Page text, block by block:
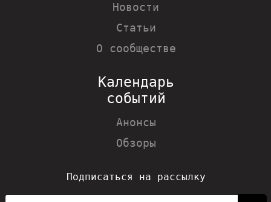
Новости
Статьи
О сообществе
Календарь
событий
Анонсы
Обзоры
Подписаться на рассылку